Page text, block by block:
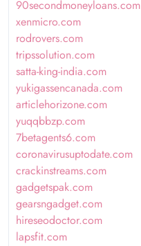
90secondmoneyloans.com
xenmicro.com
rodrovers.com
tripssolution.com
satta-king-india.com
yukigassencanada.com
articlehorizone.com
yuqqbbzp.com
7betagents6.com
coronavirusuptodate.com
crackinstreams.com
gadgetspak.com
gearsngadget.com
hireseodoctor.com
lapsfit.com